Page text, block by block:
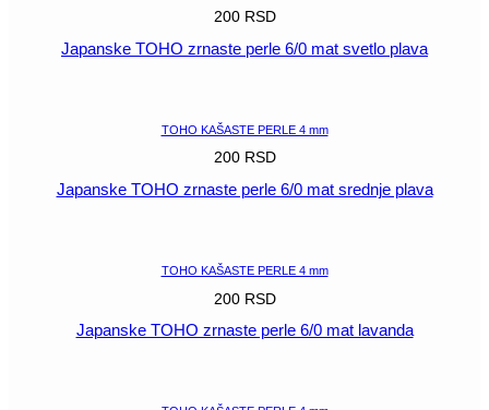
200 RSD
Japanske TOHO zrnaste perle 6/0 mat svetlo plava
TOHO KAŠASTE PERLE 4 mm
200 RSD
Japanske TOHO zrnaste perle 6/0 mat srednje plava
TOHO KAŠASTE PERLE 4 mm
200 RSD
Japanske TOHO zrnaste perle 6/0 mat lavanda